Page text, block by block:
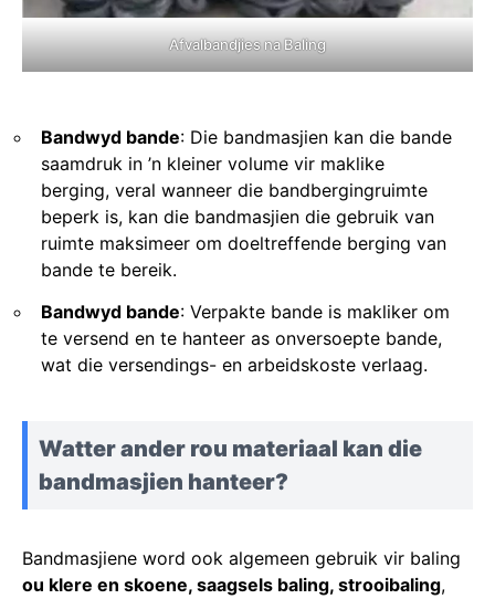
Afvalbandjies na Baling
Bandwyd bande: Die bandmasjien kan die bande
saamdruk in ’n kleiner volume vir maklike
berging, veral wanneer die bandbergingruimte
beperk is, kan die bandmasjien die gebruik van
ruimte maksimeer om doeltreffende berging van
bande te bereik.
Bandwyd bande: Verpakte bande is makliker om
te versend en te hanteer as onversoepte bande,
wat die versendings- en arbeidskoste verlaag.
Watter ander rou materiaal kan die
bandmasjien hanteer?
Bandmasjiene word ook algemeen gebruik vir baling
ou klere en skoene, saagsels baling, strooibaling,